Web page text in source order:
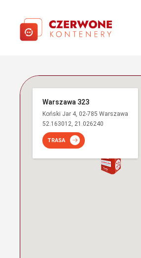
Warszawa 323
Koński Jar 4, 02-785 Warszawa
52.163012, 21.026240
TRASA